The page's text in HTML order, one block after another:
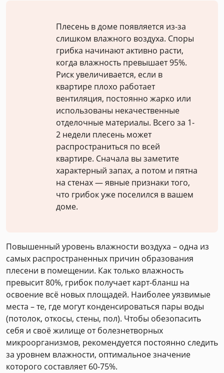
Плесень в доме появляется из-за
слишком влажного воздуха. Споры
грибка начинают активно расти,
когда влажность превышает 95%.
Риск увеличивается, если в
квартире плохо работает
вентиляция, постоянно жарко или
использованы некачественные
отделочные материалы. Всего за 1-
2 недели плесень может
распространиться по всей
квартире. Сначала вы заметите
характерный запах, а потом и пятна
на стенах — явные признаки того,
что грибок уже поселился в вашем
доме.
Повышенный уровень влажности воздуха – одна из
самых распространенных причин образования
плесени в помещении. Как только влажность
превысит 80%, грибок получает карт-бланш на
освоение всё новых площадей. Наиболее уязвимые
места – те, где могут конденсироваться пары воды
(потолок, откосы, стены, пол). Чтобы обезопасить
себя и своё жилище от болезнетворных
микроорганизмов, рекомендуется постоянно следить
за уровнем влажности, оптимальное значение
которого составляет 60-75%.